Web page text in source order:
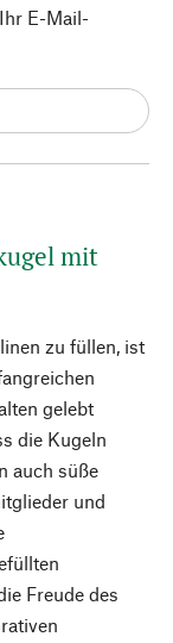
mit
zu füllen, ist
gelebt
die Kugeln
auch süße
und
Freude des
E-Mail-